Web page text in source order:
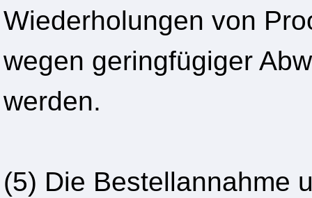
Wiederholungen von
wegen geringfügiger
werden.
(5) Die Bestellannahme